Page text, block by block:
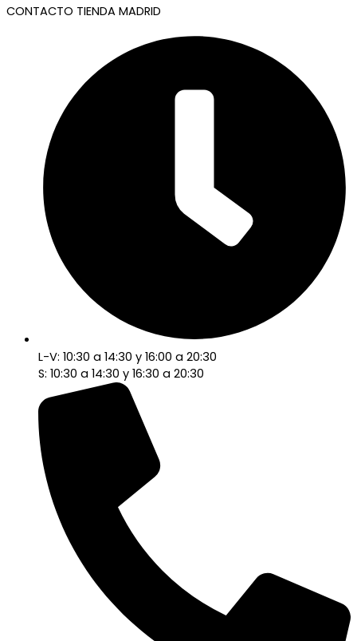
CONTACTO TIENDA MADRID
L-V: 10:30 a 14:30 y 16:00 a 20:30
S: 10:30 a 14:30 y 16:30 a 20:30